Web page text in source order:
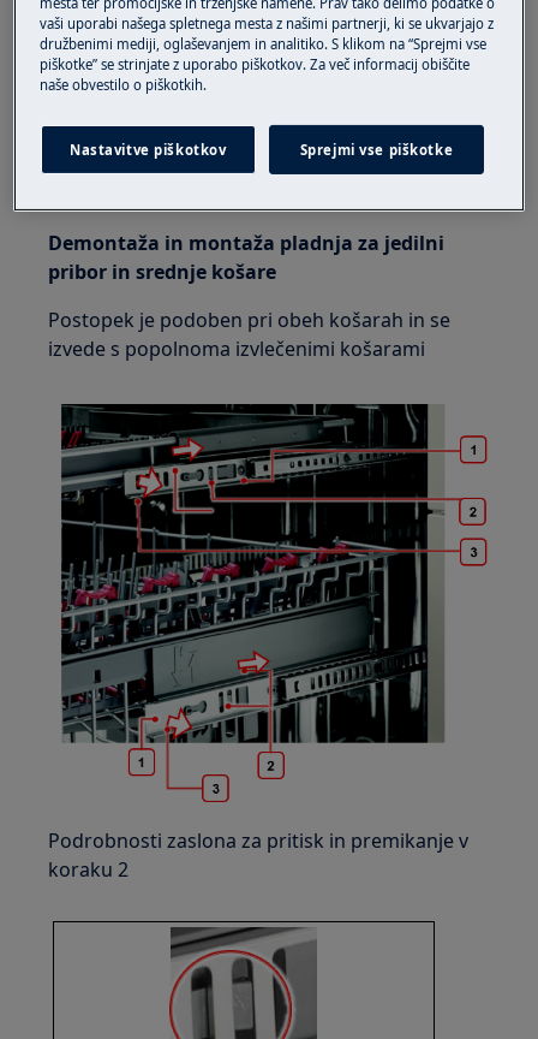
težkih napravah ga morata premikati dve osebi.
Vedno uporabljajte zaščitne rokavice in zaprto
obutev.
Upoštevajte, da lahko samopopravljanje ali
nestrokovno popravilo povzroči varnostne posledice,
Demontaža in montaža pladnja za jedilni
pribor in srednje košare
Postopek je podoben pri obeh košarah in se
izvede s popolnoma izvlečenimi košarami
Podrobnosti zaslona za pritisk in premikanje v
koraku 2
vaši uporabi našega spletnega mesta z našimi partnerji, ki se ukvarjajo z
družbenimi mediji, oglaševanjem in analitiko. S klikom na “Sprejmi vse
piškotke” se strinjate z uporabo piškotkov. Za več informacij obiščite
naše obvestilo o piškotkih.
Nastavitve piškotkov Sprejmi vse piškotke